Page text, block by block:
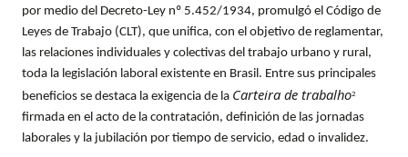
por medio del Decreto-Ley nº 5.452/1934, promulgó el Código de
Leyes de Trabajo (CLT), que unifica, con el objetivo de reglamentar,
las relaciones individuales y colectivas del trabajo urbano y rural,
toda la legislación laboral existente en Brasil. Entre sus principales
beneficios se destaca la exigencia de la Carteira de trabalho2
firmada en el acto de la contratación, definición de las jornadas
laborales y la jubilación por tiempo de servicio, edad o invalidez.